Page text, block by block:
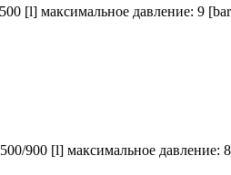
[l] максимальное давление: 9
900 [l] максимальное